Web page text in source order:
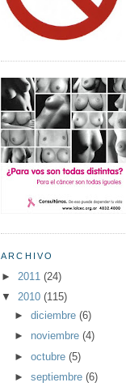
ARCHIVO
► 2011 (24)
▼ 2010 (115)
► diciembre (6)
► noviembre (4)
► octubre (5)
► septiembre (6)